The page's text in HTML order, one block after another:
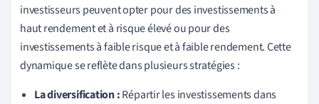
investisseurs peuvent opter pour des investissements à
haut rendement et à risque élevé ou pour des
investissements à faible risque et à faible rendement. Cette
dynamique se reflète dans plusieurs stratégies :
La diversification :Répartir les investissements dans